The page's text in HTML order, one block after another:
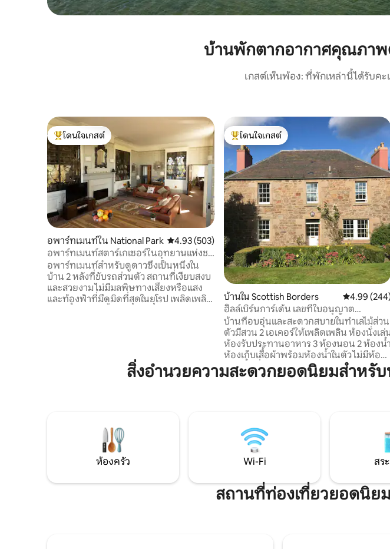
บ้านพักตากอากาศคุณภาพ
เกสต์เห็นพ้อง: ที่พักเหล่านี้ได้รับค
โดนใจเกสต์ที่สุด
โดนใจเกสต์
อพาร์ทเมนท์ใน National Park คะแนนเฉลี่ย 4.93 จาก 5, 503 รีวิว
4.93 (503)
อพาร์ทเมนท์สตาร์เกเซอร์ในอุทยานแห่งชา
ตินอร์ทัมเบอร์แลนด์
อพาร์ทเมนท์สำหรับดูดาวซึ่งเป็นหนึ่งใน
บ้าน 2 หลังที่ขับรถส่วนตัว สถานที่เงียบสงบ
และสวยงาม ไม่มีมลพิษทางเสียงหรือแสง
และท้องฟ้าที่มืดมิดที่สุดในยุโรป เพลิดเพลิน
สวยงามพร้อมวิวที่น่าตื่นตาตื่นใจ ระเบียง
ส่วนตัวสำหรับการดูดาว และ
โดนใจเกสต์ที่สุด
โดนใจเกสต์
บ้านใน Scottish Borders คะแนนเฉลี่
4.99
ฮิลล์เบิร์นการ์เด้น เลขที่ใบอนุญาต
SB00235F
บ้านที่อบอุ่นและสะดวกสบายในทำเลไม้ส่วน
ตัวมีสวน 2 เอเคอร์ให้เพลิดเพลิน ห้องนั่งเล่
ห้องรับประทานอาหาร 3 ห้องนอน 2 ห้องน้ำ
ห้องเก็บเสื้อผ้าพร้อมห้องน้ำในตัว ไม่มีห้อง
ครัว พื้นที่จอดรถออฟโรดขนาดใหญ่พร้อม
ทางเข้าประตูคู่กว้างรถที่จำเป็นสำหรับการ
ตนเอง นี่เป็นค่าบริการเสริม 20 ปอนด์ต่อ
คืนหากต้องการจองและชำระเงินให้เจ้าของ
ที่พักเมื่อเข้าพัก
สิ่งอำนวยความสะดวกยอดนิยมสำหรั
ห้องครัว Wi-Fi สร
สถานที่ท่องเที่ยวยอดนิย